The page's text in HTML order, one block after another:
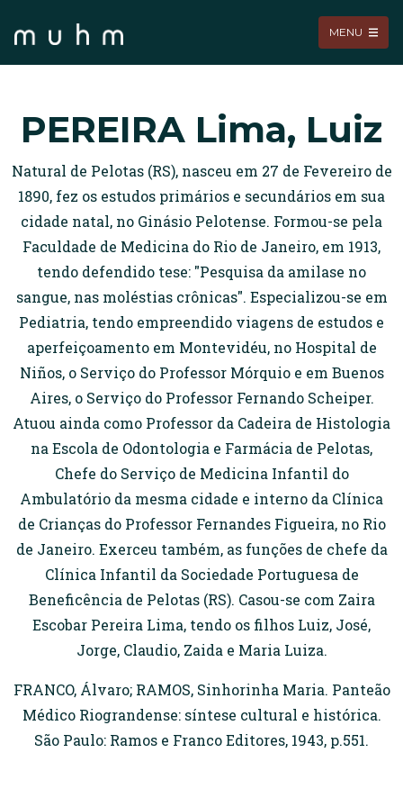
MENU
PEREIRA Lima, Luiz
Natural de Pelotas (RS), nasceu em 27 de Fevereiro de
1890, fez os estudos primários e secundários em sua
cidade natal, no Ginásio Pelotense. Formou-se pela
Faculdade de Medicina do Rio de Janeiro, em 1913,
tendo defendido tese: "Pesquisa da amilase no
sangue, nas moléstias crônicas". Especializou-se em
Pediatria, tendo empreendido viagens de estudos e
aperfeiçoamento em Montevidéu, no Hospital de
Niños, o Serviço do Professor Mórquio e em Buenos
Aires, o Serviço do Professor Fernando Scheiper.
Atuou ainda como Professor da Cadeira de Histologia
na Escola de Odontologia e Farmácia de Pelotas,
Chefe do Serviço de Medicina Infantil do
Ambulatório da mesma cidade e interno da Clínica
de Crianças do Professor Fernandes Figueira, no Rio
de Janeiro. Exerceu também, as funções de chefe da
Clínica Infantil da Sociedade Portuguesa de
Beneficência de Pelotas (RS). Casou-se com Zaira
Escobar Pereira Lima, tendo os filhos Luiz, José,
Jorge, Claudio, Zaida e Maria Luiza.
FRANCO, Álvaro; RAMOS, Sinhorinha Maria. Panteão
Médico Riograndense: síntese cultural e histórica.
São Paulo: Ramos e Franco Editores, 1943, p.551.